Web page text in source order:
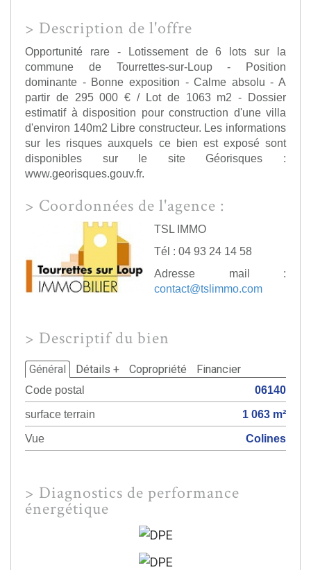
> Description de l'offre
Opportunité rare - Lotissement de 6 lots sur la
commune de Tourrettes-sur-Loup - Position
dominante - Bonne exposition - Calme absolu - A
partir de 295 000 € / Lot de 1063 m2 - Dossier
estimatif à disposition pour construction d'une villa
d'environ 140m2 Libre constructeur. Les informations
sur les risques auxquels ce bien est exposé sont
disponibles sur le site Géorisques :
www.georisques.gouv.fr.
> Coordonnées de l'agence :
TSL IMMO
Tél : 04 93 24 14 58
Adresse mail :
contact@tslimmo.com
> Descriptif du bien
Général Détails + Copropriété Financier
Code postal
06140
surface terrain
1 063 m²
Vue
Colines
> Diagnostics de performance
énergétique